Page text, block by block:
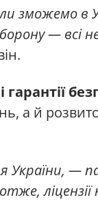
зможемо в
— всі
гарантії
а й
України, —